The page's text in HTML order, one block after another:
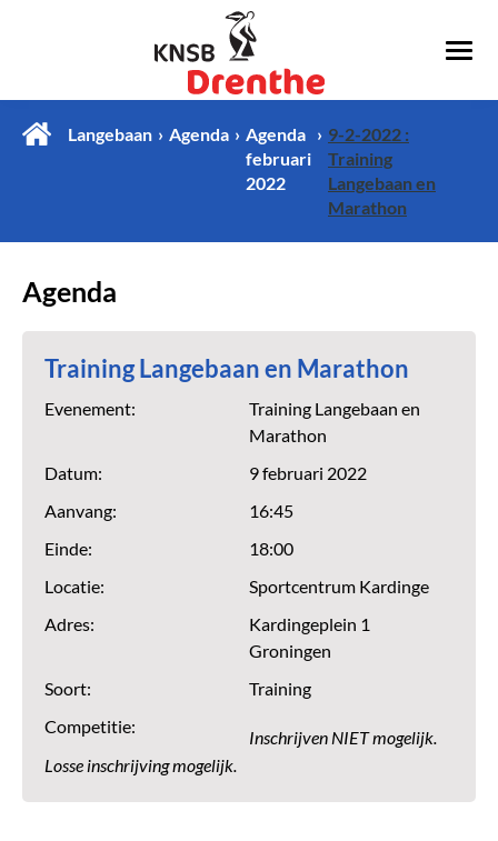
Langebaan Agenda
Agenda
februari
2022
9-2-2022 :
Training
Langebaan en
Marathon
Agenda
Training Langebaan en Marathon
Evenement:
Training Langebaan en
Marathon
Datum:
9 februari 2022
Aanvang:
16:45
Einde:
18:00
Locatie:
Sportcentrum Kardinge
Adres:
Kardingeplein 1
Groningen
Soort:
Training
Competitie:
Inschrijven NIET mogelijk.
Losse inschrijving mogelijk.